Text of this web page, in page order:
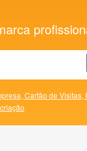
Cartão de Visitas,